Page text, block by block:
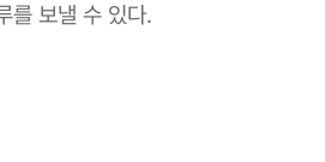
를 보낼 수 있다.